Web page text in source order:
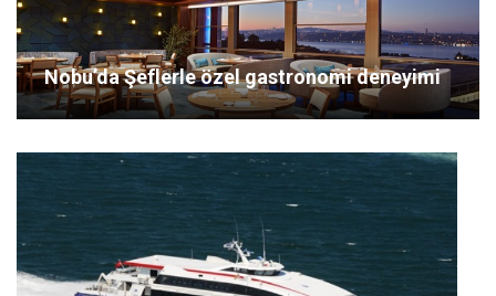
Nobu’da Şeflerle özel gastronomi deneyimi